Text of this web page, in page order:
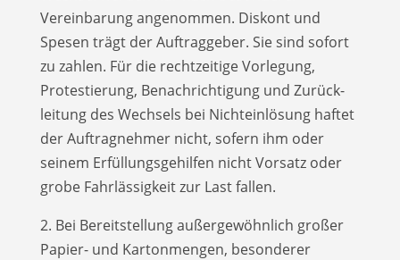
Vereinbarung angenommen. Diskont und
Spesen trägt der Auftraggeber. Sie sind sofort
zu zahlen. Für die rechtzeitige Vorlegung,
Protestierung, Benachrichtigung und Zurück­
leitung des Wechsels bei Nichteinlösung haftet
der Auftragnehmer nicht, sofern ihm oder
seinem Erfüllungsgehilfen nicht Vorsatz oder
grobe Fahrlässigkeit zur Last fallen.
2. Bei Bereitstellung außergewöhnlich großer
Papier- und Kartonmengen, besonderer